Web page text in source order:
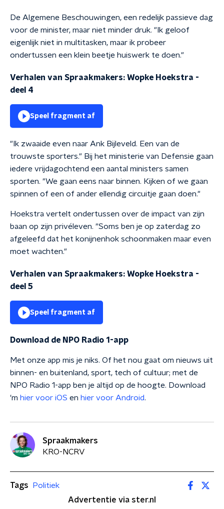
De Algemene Beschouwingen, een redelijk passieve dag
voor de minister, maar niet minder druk. "Ik geloof
eigenlijk niet in multitasken, maar ik probeer
ondertussen een klein beetje huiswerk te doen."
Verhalen van Spraakmakers: Wopke Hoekstra -
deel 4
Speel fragment af
"Ik zwaaide even naar Ank Bijleveld. Een van de
trouwste sporters." Bij het ministerie van Defensie gaan
iedere vrijdagochtend een aantal ministers samen
sporten. "We gaan eens naar binnen. Kijken of we gaan
spinnen of een of ander ellendig circuitje gaan doen."
Hoekstra vertelt ondertussen over de impact van zijn
baan op zijn privéleven. "Soms ben je op zaterdag zo
afgeleefd dat het konijnenhok schoonmaken maar even
moet wachten."
Verhalen van Spraakmakers: Wopke Hoekstra -
deel 5
Speel fragment af
Download de NPO Radio 1-app
Met onze app mis je niks. Of het nou gaat om nieuws uit
binnen- en buitenland, sport, tech of cultuur; met de
NPO Radio 1-app ben je altijd op de hoogte. Download
'm hier voor iOS en hier voor Android.
Spraakmakers
KRO-NCRV
Tags
Politiek
Advertentie via ster.nl